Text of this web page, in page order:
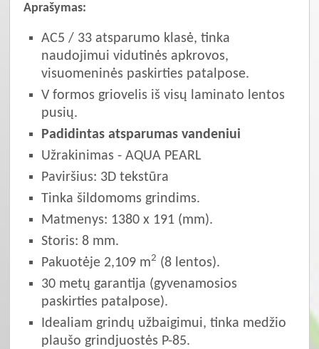
Aprašymas:
AC5 / 33 atsparumo klasė, tinka
naudojimui vidutinės apkrovos,
visuomeninės paskirties patalpose.
V formos griovelis iš visų laminato lentos
pusių.
Padidintas atsparumas vandeniui
Užrakinimas - AQUA PEARL
Paviršius: 3D tekstūra
Tinka šildomoms grindims.
Matmenys: 1380 x 191 (mm).
Storis: 8 mm.
Pakuotėje 2,109 m2 (8 lentos).
30 metų garantija (gyvenamosios
paskirties patalpose).
Idealiam grindų užbaigimui, tinka medžio
plaušo grindjuostės P-85.